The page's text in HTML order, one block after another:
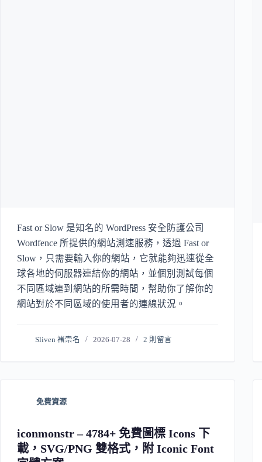
Fast or Slow 是知名的 WordPress 安全防護公司
Wordfence 所提供的網站測速服務，透過 Fast or
Slow，只需要輸入你的網站，它就能夠迅速從全
球各地的伺服器連結你的網站，並個別測試每個
不同區域連到網站的所需時間，幫助你了解你的
網站對於不同區域的使用者的連線狀況。
Sliven 褚崇名 2026-07-28 2 則留言
免費資源
iconmonstr – 4784+ 免費圖標 Icons 下
載，SVG/PNG 雙格式，附 Iconic Font